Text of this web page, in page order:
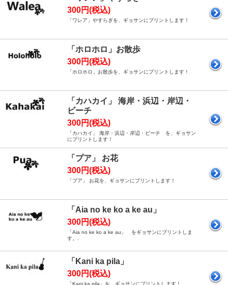
300円(税込)
「ワレア」やすらぎを、ギョサンにプリントします！
「ホロホロ」お散歩
300円(税込)
「ホロホロ」お散歩を、ギョサンにプリントします！
「カハカイ」 海岸・浜辺・岸辺・
ビーチ
300円(税込)
「カハカイ」 海岸・浜辺・岸辺・ビーチ を、ギョサン
にプリントします！
「プア」 お花
300円(税込)
「プア」 お花を、ギョサンにプリントします！
「Aia no ke ko a ke au」
300円(税込)
「Aia no ke ko a ke au」 をギョサンにプリントしま
す。.
「Kani ka pila」
300円(税込)